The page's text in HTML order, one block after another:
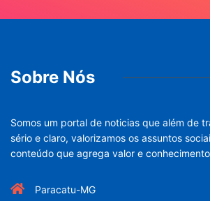
Sobre Nós
Somos um portal de noticias que além de
sério e claro, valorizamos os assuntos
conteúdo que agrega valor e
Paracatu-MG